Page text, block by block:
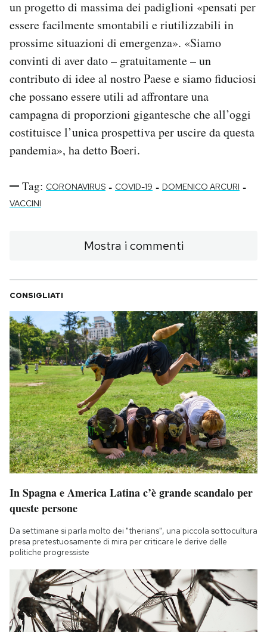
un progetto di massima dei padiglioni «pensati per
essere facilmente smontabili e riutilizzabili in
prossime situazioni di emergenza». «Siamo
convinti di aver dato – gratuitamente – un
contributo di idee al nostro Paese e siamo fiduciosi
che possano essere utili ad affrontare una
campagna di proporzioni gigantesche che all’oggi
costituisce l’unica prospettiva per uscire da questa
pandemia», ha detto Boeri.
Tag: CORONAVIRUS - COVID-19 - DOMENICO ARCURI -
VACCINI
Mostra i commenti
CONSIGLIATI
In Spagna e America Latina c’è grande scandalo per
queste persone
Da settimane si parla molto dei "therians", una piccola sottocultura
presa pretestuosamente di mira per criticare le derive delle
politiche progressiste